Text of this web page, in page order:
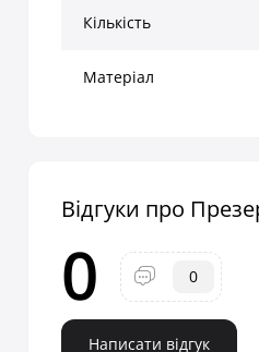
Кількість
Матеріал
Відгуки про
0 0
Написати відгук